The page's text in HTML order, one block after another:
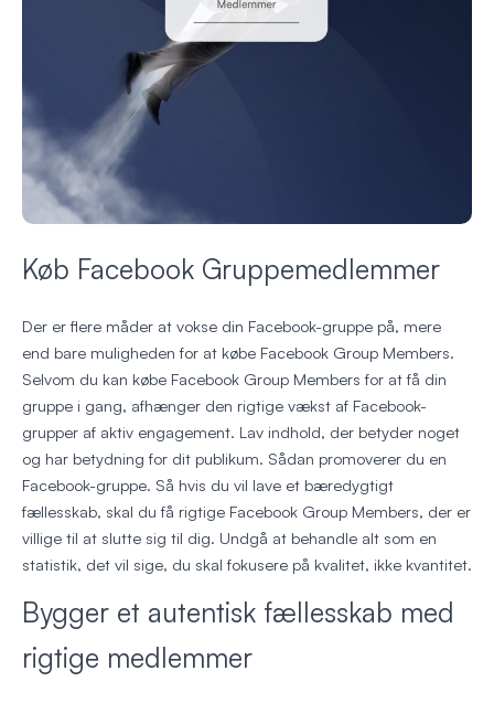
Køb Facebook Gruppemedlemmer
Der er flere måder at vokse din Facebook-gruppe på, mere
end bare muligheden for at købe Facebook Group Members.
Selvom du kan købe Facebook Group Members for at få din
gruppe i gang, afhænger den rigtige vækst af Facebook-
grupper af aktiv engagement. Lav indhold, der betyder noget
og har betydning for dit publikum. Sådan promoverer du en
Facebook-gruppe. Så hvis du vil lave et bæredygtigt
fællesskab, skal du få rigtige Facebook Group Members, der er
villige til at slutte sig til dig. Undgå at behandle alt som en
statistik, det vil sige, du skal fokusere på kvalitet, ikke kvantitet.
Bygger et autentisk fællesskab med
rigtige medlemmer